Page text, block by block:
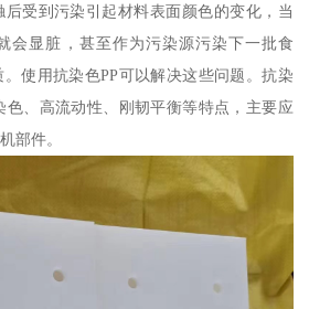
受到污染引起材料表面颜色的变化，当
会显脏，甚至作为污染源污染下一批食
使用抗染色PP可以解决这些问题。抗染
色、高流动性、刚韧平衡等特点，主要应
部件。